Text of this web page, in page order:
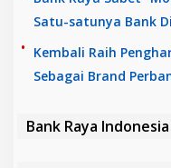
Satu-satunya Bank
Kembali Raih
Sebagai Brand
Bank Raya Indonesia